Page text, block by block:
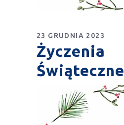
23 GRUDNIA 2023
Życzenia
Świąteczne